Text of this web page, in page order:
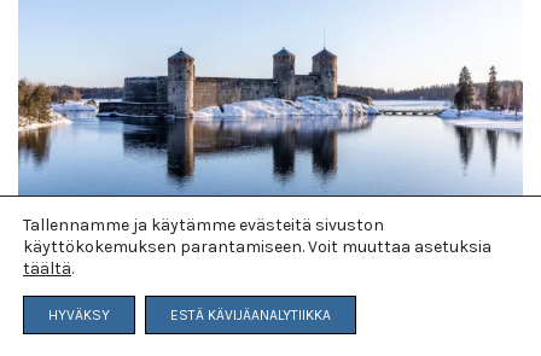
Tälle tavikselle löytyi oma Tavis Inn Hotelli Savonlinnasta
Tallennamme ja käytämme evästeitä sivuston
käyttökokemuksen parantamiseen. Voit muuttaa asetuksia
täältä.
HYVÄKSY ESTÄ KÄVIJÄANALYTIIKKA